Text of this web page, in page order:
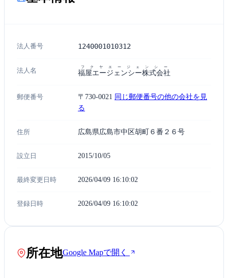
法人番号 1240001010312
法人名 福屋エージェンシー株式会社
フクヤエージェンシー
郵便番号 〒730-0021 同じ郵便番号の他の会社を見
る
住所 広島県広島市中区胡町６番２６号
設立日 2015/10/05
最終変更日時 2026/04/09 16:10:02
登録日時 2026/04/09 16:10:02
所在地Google Mapで開く